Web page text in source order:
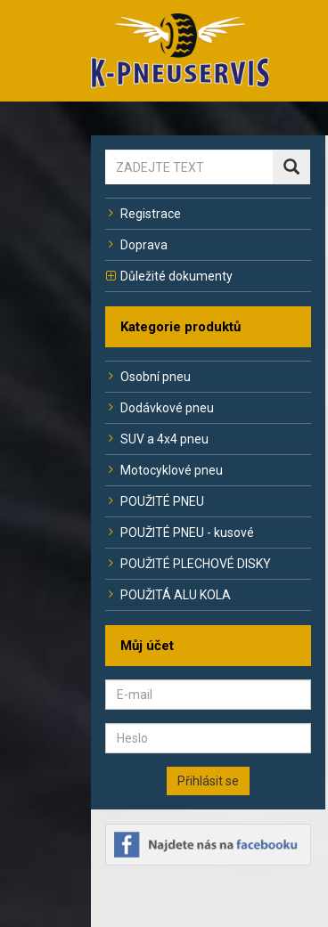
Registrace
Doprava
Důležité dokumenty
Kategorie produktů
Osobní pneu
Dodávkové pneu
SUV a 4x4 pneu
Motocyklové pneu
POUŽITÉ PNEU
POUŽITÉ PNEU - kusové
POUŽITÉ PLECHOVÉ DISKY
POUŽITÁ ALU KOLA
Můj účet
Přihlásit se